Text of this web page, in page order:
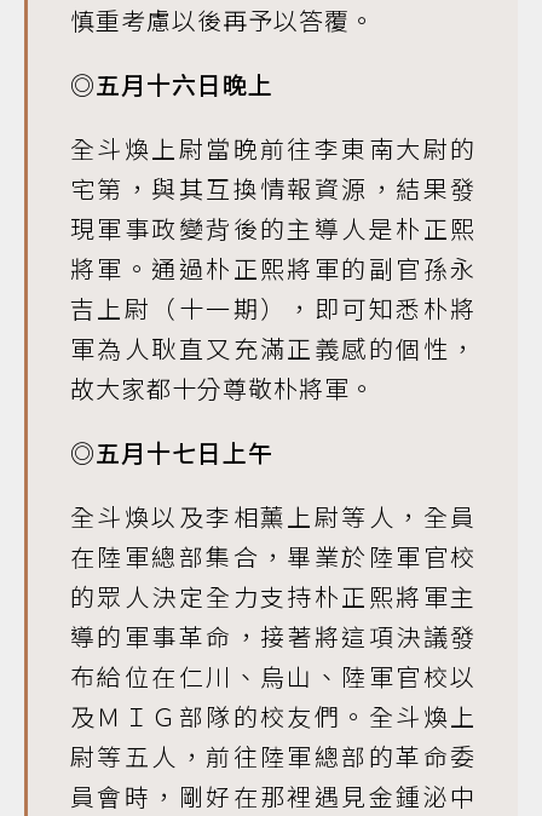
慎重考慮以後再予以答覆。
◎五月十六日晚上
全斗煥上尉當晚前往李東南大尉的
宅第，與其互換情報資源，結果發
現軍事政變背後的主導人是朴正熙
將軍。通過朴正熙將軍的副官孫永
吉上尉（十一期），即可知悉朴將
軍為人耿直又充滿正義感的個性，
故大家都十分尊敬朴將軍。
◎五月十七日上午
全斗煥以及李相薰上尉等人，全員
在陸軍總部集合，畢業於陸軍官校
的眾人決定全力支持朴正熙將軍主
導的軍事革命，接著將這項決議發
布給位在仁川、烏山、陸軍官校以
及ＭＩＧ部隊的校友們。全斗煥上
尉等五人，前往陸軍總部的革命委
員會時，剛好在那裡遇見金鍾泌中